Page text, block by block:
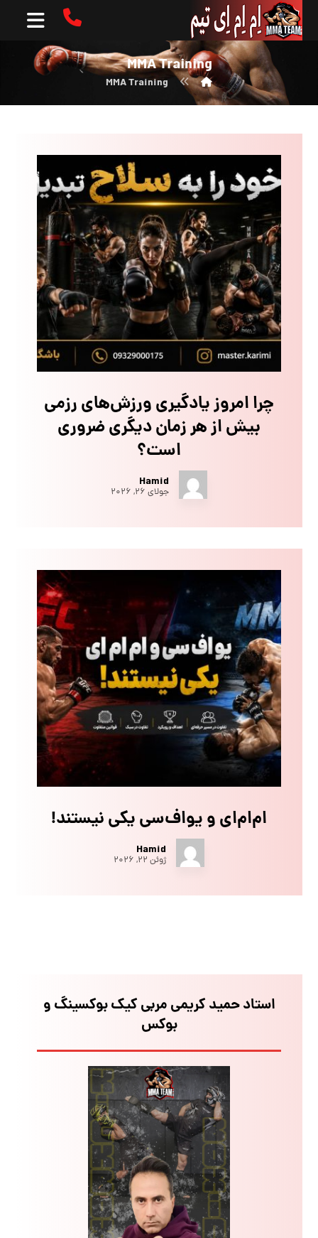
MMA Training
MMA Training
چرا امروز یادگیری ورزش‌های رزمی
بیش از هر زمان دیگری ضروری
است؟
Hamid
جولای ۲۶, ۲۰۲۶
ام‌ام‌ای و یو‌اف‌سی یکی نیستند!
Hamid
ژوئن ۲۲, ۲۰۲۶
استاد حمید کریمی مربی کیک بوکسینگ و
بوکس